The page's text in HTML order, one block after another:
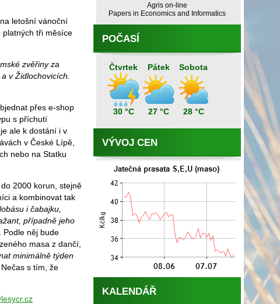
letošní vánoční
platných tři měsíce
zvěřiny za
v Židlochovicích.
přes e-shop
s příchutí
je ale k dostání i v
v České Lípě,
nebo na Statku
2000 korun, stejně
a kombinovat tak
i čabajku,
případně jeho
Podle něj bude
masa z dančí,
minimálně týden
s tím, že
Agris on-line
Papers in Economics and Informatics
POČASÍ
Čtvrtek
30 °C
Pátek
27 °C
Sobota
28 °C
VÝVOJ CEN
KALENDÁŘ